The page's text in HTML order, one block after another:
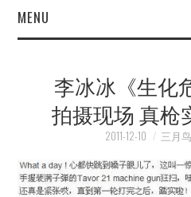
MENU
映像快讯
海报剧照
李冰冰《生化
拍摄现场 真枪
2011-12-10 三月鸟